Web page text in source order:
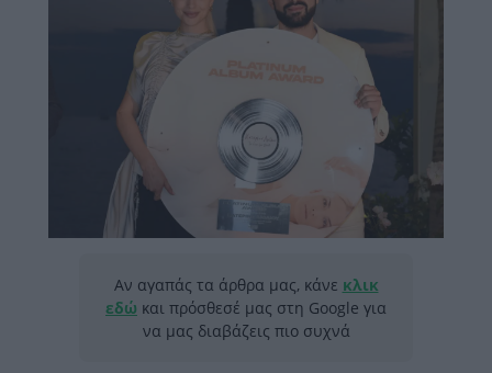
Αν αγαπάς τα άρθρα μας, κάνε κλικ
εδώ και πρόσθεσέ μας στη Google για
να μας διαβάζεις πιο συχνά